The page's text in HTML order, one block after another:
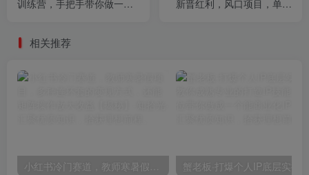
训练营，手把手带你做一个
新晋红利，风口项目，单店
相关推荐
小红书冷门赛道，教师寒暑假项目，多种连环套的变现方式，还能矩阵操作放大收益【揭秘】